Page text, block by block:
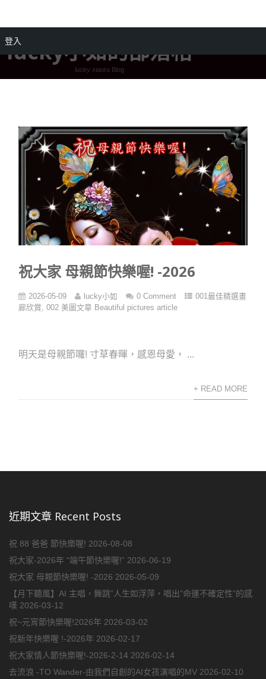
lucky小如的部落格
lucky xiaoru Blog
祝大家 母親節快樂喔! -2026
2026-05-09 lucky小如 0 Comment
001最佳精選畫
廊欣賞,002 美圖文章 Beautiful pictures article
明天是母親節囉! 寸草春暉，感恩母愛， ...
+ READ MORE
近期文章 Recent Posts
祝 88 爸爸 節快樂喔! 2026-08-08
祝大家-2026年 “端午節快樂喔!” 2026-06-19
祝大家 母親節快樂喔! -2026 2026-05-09
【月下聽風】AI 主唱，舞跳”人生如浮萍，唱出”命運不確定性”的感
嘆 2026-03-12
祝~元宵節快樂喔!2026年 2026-03-02
祝新年快樂喔 !-2026年 2026-02-17
祝大家情人節快樂喔!-2026-2-14 2026-02-14
去流浪 -TO Wander-由我們自創的AI女孩演唱的MV 2026-02-10
登入